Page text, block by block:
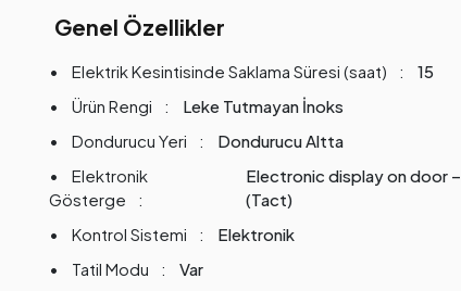
Genel Özellikler
Elektrik Kesintisinde Saklama Süresi (saat)
15
Ürün Rengi
Leke Tutmayan İnoks
Dondurucu Yeri
Dondurucu Altta
Elektronik
Gösterge
Electronic display on door
(Tact)
Kontrol Sistemi
Elektronik
Tatil Modu
Var